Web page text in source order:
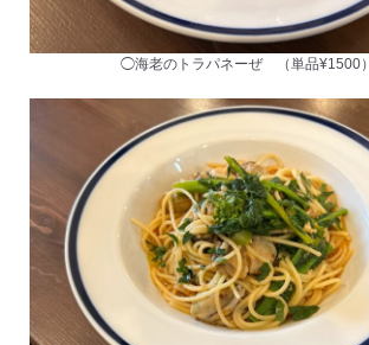
◯海老のトラパネーぜ （単品¥1500）